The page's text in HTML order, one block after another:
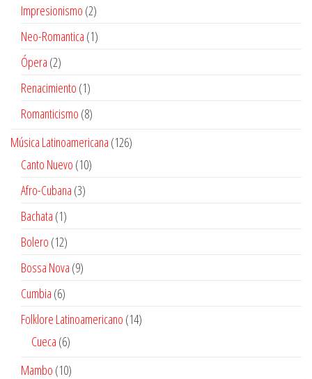
Impresionismo 22
productos
Neo-Romantica 11
Ópera 22
productos
Renacimiento 11
producto
Romanticismo 88
Música Latinoamericana 126126
Canto Nuevo 1010
Afro-Cubana 33
Bachata 11
producto
Bolero 1212
productos
Bossa Nova 99
Cumbia 66
productos
Folklore Latinoamericano 1414
Cueca 66
Mambo 1010